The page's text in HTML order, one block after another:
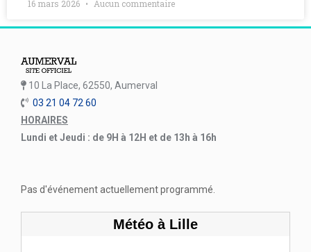
16 mars 2026 Aucun commentaire
10 La Place, 62550, Aumerval
03 21 04 72 60
HORAIRES
Lundi et Jeudi : de 9H à 12H et de 13h à 16h
Pas d'événement actuellement programmé.
Météo à Lille